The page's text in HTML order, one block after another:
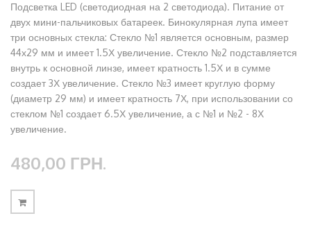
Подсветка LED (светодиодная на 2 светодиода). Питание от
двух мини-пальчиковых батареек. Бинокулярная лупа имеет
три основных стекла: Стекло №1 является основным, размер
44х29 мм и имеет 1.5Х увеличение. Стекло №2 подставляется
внутрь к основной линзе, имеет кратность 1.5Х и в сумме
создает 3Х увеличение. Стекло №3 имеет круглую форму
(диаметр 29 мм) и имеет кратность 7Х, при использовании со
стеклом №1 создает 6.5Х увеличение, а с №1 и №2 - 8Х
увеличение.
480,00 ГРН.